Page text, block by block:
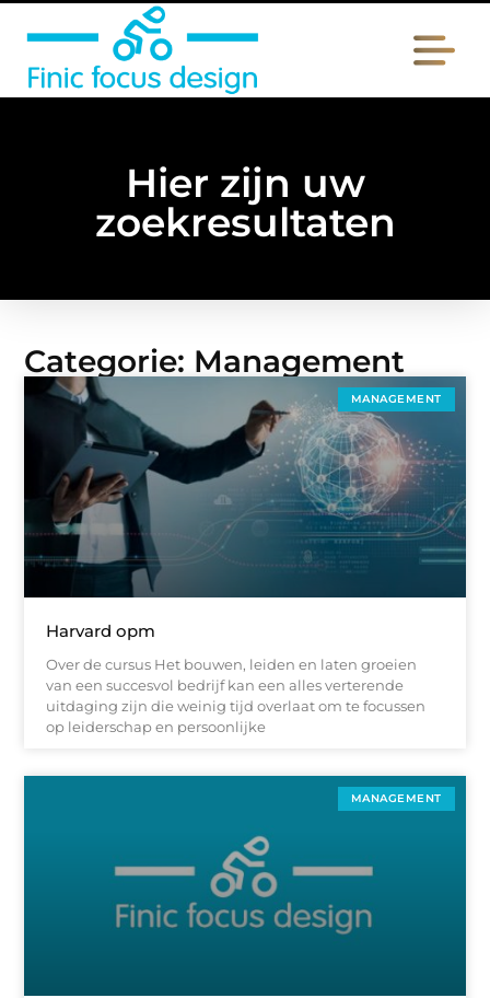
Hier zijn uw
zoekresultaten
Categorie: Management
MANAGEMENT
Harvard opm
Over de cursus Het bouwen, leiden en laten groeien
van een succesvol bedrijf kan een alles verterende
uitdaging zijn die weinig tijd overlaat om te focussen
op leiderschap en persoonlijke
MANAGEMENT